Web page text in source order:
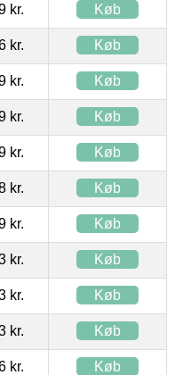
kr. Køb
kr. Køb
kr. Køb
kr. Køb
kr. Køb
kr. Køb
kr. Køb
kr. Køb
kr. Køb
kr. Køb
kr. Køb